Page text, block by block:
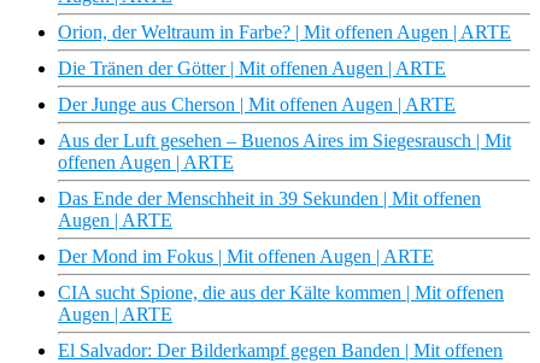
Orion, der Weltraum in Farbe? | Mit offenen Augen | ARTE
Die Tränen der Götter | Mit offenen Augen | ARTE
Der Junge aus Cherson | Mit offenen Augen | ARTE
Aus der Luft gesehen – Buenos Aires im Siegesrausch | Mit
offenen Augen | ARTE
Das Ende der Menschheit in 39 Sekunden | Mit offenen
Augen | ARTE
Der Mond im Fokus | Mit offenen Augen | ARTE
CIA sucht Spione, die aus der Kälte kommen | Mit offenen
Augen | ARTE
El Salvador: Der Bilderkampf gegen Banden | Mit offenen